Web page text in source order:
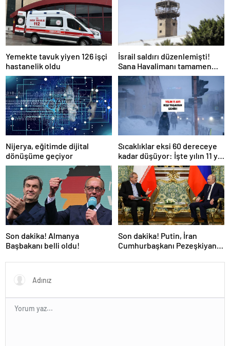
Yemekte tavuk yiyen 126 işçi
hastanelik oldu
İsrail saldırı düzenlemişti!
Sana Havalimanı tamamen
hizmet dışı kaldı
Nijerya, eğitimde dijital
dönüşüme geçiyor
Sıcaklıklar eksi 60 dereceye
kadar düşüyor: İşte yılın 11 yılı
kışı yaşayan şehir!
Son dakika! Almanya
Başbakanı belli oldu!
Son dakika! Putin, İran
Cumhurbaşkanı Pezeşkiyan